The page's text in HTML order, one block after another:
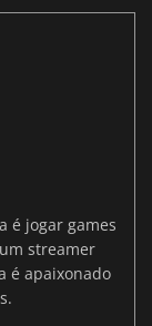
é jogar games
streamer
é apaixonado